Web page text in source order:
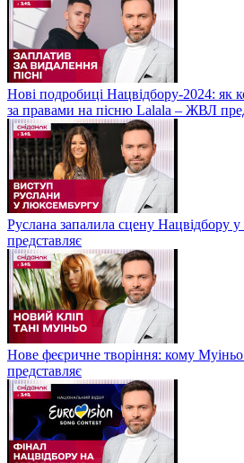
Нові подробиці Нацвідбору-2024:
за правами на пісню Lalala – ЖВЛ
Руслана запалила сцену Нацвідбору
представляє
Нове феєричне творіння: кому
представляє